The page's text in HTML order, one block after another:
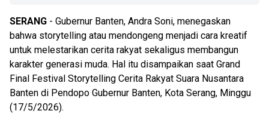
SERANG - Gubernur Banten, Andra Soni, menegaskan
bahwa storytelling atau mendongeng menjadi cara kreatif
untuk melestarikan cerita rakyat sekaligus membangun
karakter generasi muda. Hal itu disampaikan saat Grand
Final Festival Storytelling Cerita Rakyat Suara Nusantara
Banten di Pendopo Gubernur Banten, Kota Serang, Minggu
(17/5/2026).